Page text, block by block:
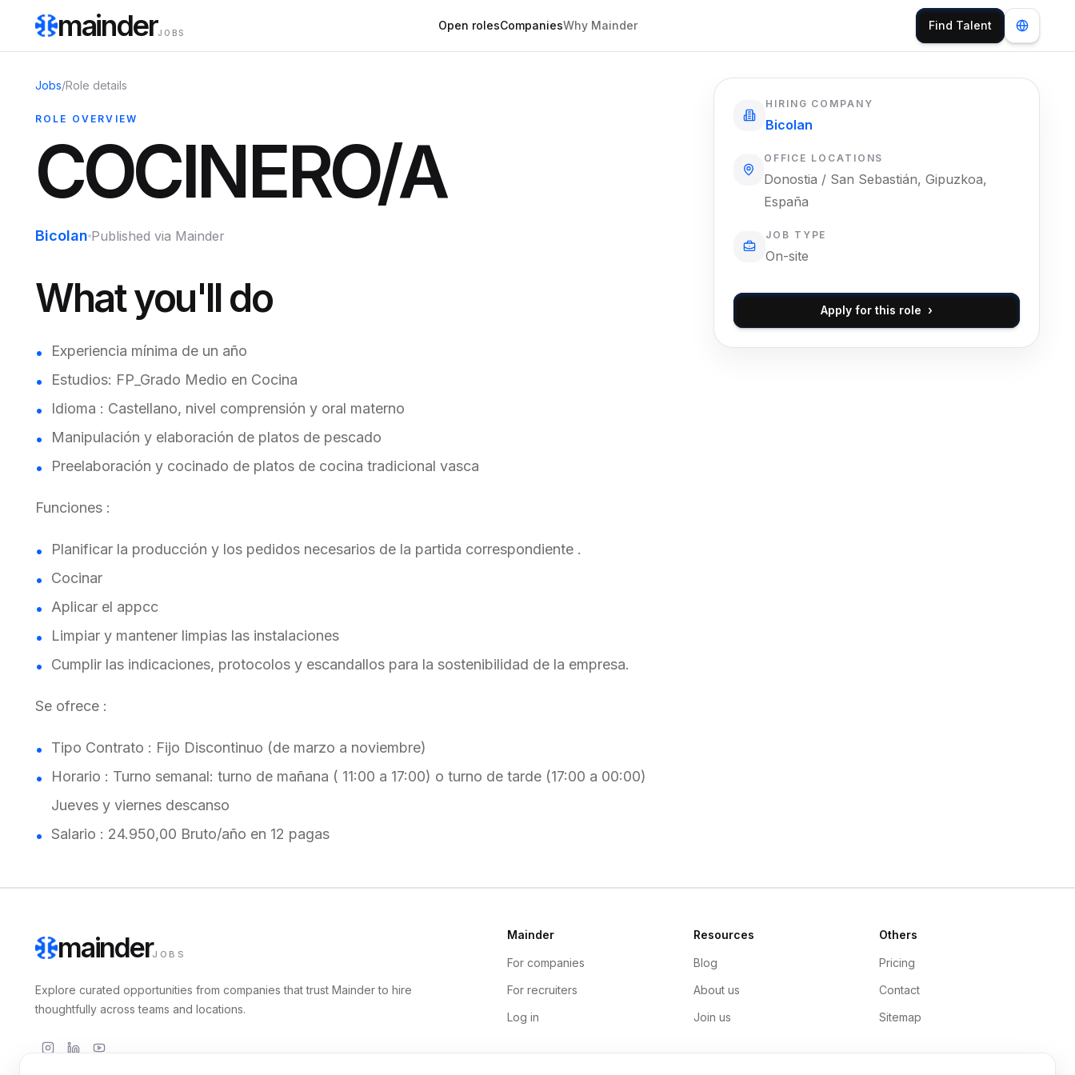
mainderJOBS
Open rolesCompaniesWhy Mainder Find Talent
Jobs/Role details
ROLE OVERVIEW
COCINERO/A
Bicolan Published via Mainder
What you'll do
Experiencia mínima de un año
Estudios: FP_Grado Medio en Cocina
Idioma : Castellano, nivel comprensión y oral materno
Manipulación y elaboración de platos de pescado
Preelaboración y cocinado de platos de cocina tradicional vasca
Funciones :
Planificar la producción y los pedidos necesarios de la partida correspondiente .
Cocinar
Aplicar el appcc
Limpiar y mantener limpias las instalaciones
Cumplir las indicaciones, protocolos y escandallos para la sostenibilidad de la empresa.
Se ofrece :
Tipo Contrato : Fijo Discontinuo (de marzo a noviembre)
Horario : Turno semanal: turno de mañana ( 11:00 a 17:00) o turno de tarde (17:00 a 00:00)
Jueves y viernes descanso
Salario : 24.950,00 Bruto/año en 12 pagas
HIRING COMPANY
Bicolan
OFFICE LOCATIONS
Donostia / San Sebastián, Gipuzkoa,
España
JOB TYPE
On-site
Apply for this role ›
mainderJOBS
Explore curated opportunities from companies that trust Mainder to hire
thoughtfully across teams and locations.
Mainder
For companies
For recruiters
Log in
Resources
Blog
About us
Join us
Others
Pricing
Contact
Sitemap